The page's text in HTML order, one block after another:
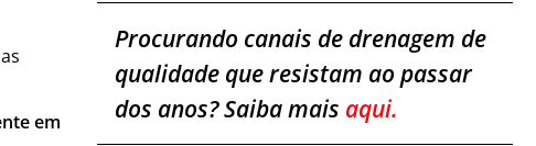
Procurando canais de drenagem de
qualidade que resistam ao passar
dos anos? Saiba mais aqui.
em